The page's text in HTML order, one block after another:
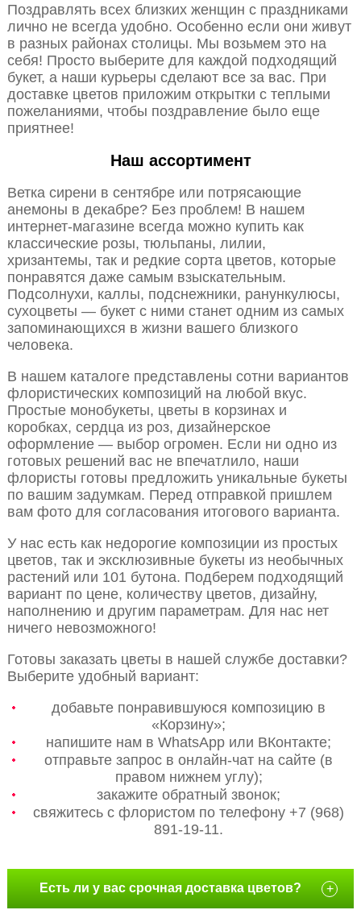
Поздравлять всех близких женщин с праздниками
лично не всегда удобно. Особенно если они живут
в разных районах столицы. Мы возьмем это на
себя! Просто выберите для каждой подходящий
букет, а наши курьеры сделают все за вас. При
доставке цветов приложим открытки с теплыми
пожеланиями, чтобы поздравление было еще
приятнее!
Наш ассортимент
Ветка сирени в сентябре или потрясающие
анемоны в декабре? Без проблем! В нашем
интернет-магазине всегда можно купить как
классические розы, тюльпаны, лилии,
хризантемы, так и редкие сорта цветов, которые
понравятся даже самым взыскательным.
Подсолнухи, каллы, подснежники, ранункулюсы,
сухоцветы — букет с ними станет одним из самых
запоминающихся в жизни вашего близкого
человека.
В нашем каталоге представлены сотни вариантов
флористических композиций на любой вкус.
Простые монобукеты, цветы в корзинах и
коробках, сердца из роз, дизайнерское
оформление — выбор огромен. Если ни одно из
готовых решений вас не впечатлило, наши
флористы готовы предложить уникальные букеты
по вашим задумкам. Перед отправкой пришлем
вам фото для согласования итогового варианта.
У нас есть как недорогие композиции из простых
цветов, так и эксклюзивные букеты из необычных
растений или 101 бутона. Подберем подходящий
вариант по цене, количеству цветов, дизайну,
наполнению и другим параметрам. Для нас нет
ничего невозможного!
Готовы заказать цветы в нашей службе доставки?
Выберите удобный вариант:
добавьте понравившуюся композицию в
«Корзину»;
напишите нам в WhatsApp или ВКонтакте;
отправьте запрос в онлайн-чат на сайте (в
правом нижнем углу);
закажите обратный звонок;
свяжитесь с флористом по телефону +7 (968)
891-19-11.
Есть ли у вас срочная доставка цветов? +